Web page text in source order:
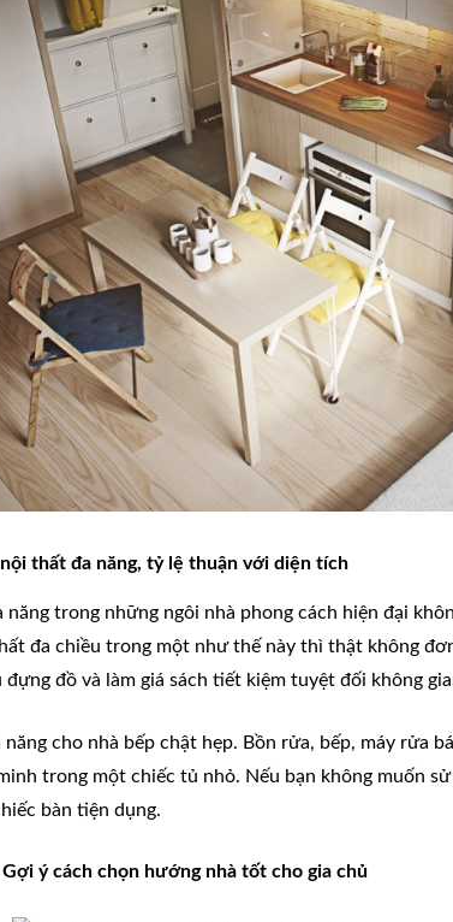
thất đa năng, tỷ lệ thuận với diện tích
năng trong những ngôi nhà phong cách hiện đại
đa chiều trong một như thế này thì thật không
đựng đồ và làm giá sách tiết kiệm tuyệt đối không
năng cho nhà bếp chật hẹp. Bồn rửa, bếp, máy rửa
trong một chiếc tủ nhỏ. Nếu bạn không muốn
bàn tiện dụng.
Gợi ý cách chọn hướng nhà tốt cho gia chủ